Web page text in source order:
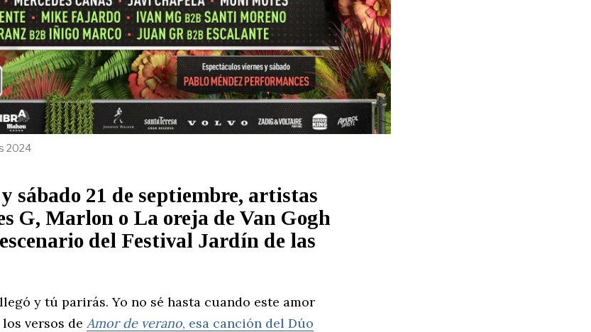
2024
sábado 21 de septiembre, artistas
G, Marlon o La oreja de Van Gogh
del Festival Jardín de las
llegó y tú parirás. Yo no sé hasta cuando este amor
versos de Amor de verano, esa canción del Dúo